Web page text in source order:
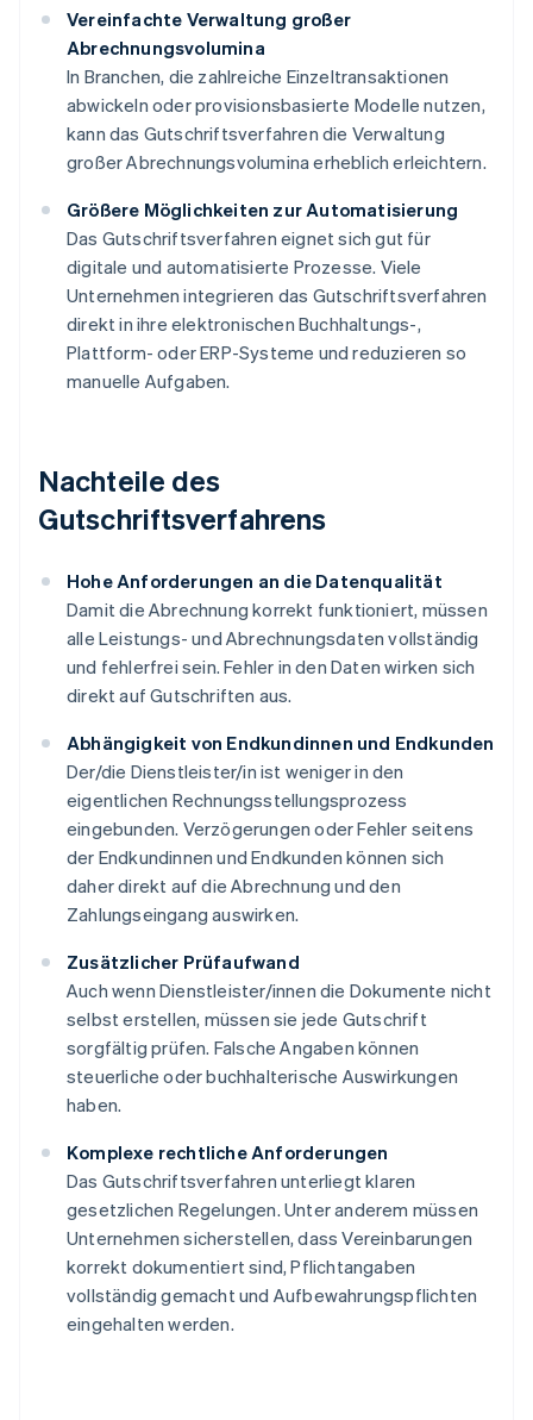
Vereinfachte Verwaltung großer
Abrechnungsvolumina
In Branchen, die zahlreiche Einzeltransaktionen
abwickeln oder provisionsbasierte Modelle nutzen,
kann das Gutschriftsverfahren die Verwaltung
großer Abrechnungsvolumina erheblich erleichtern.
Größere Möglichkeiten zur Automatisierung
Das Gutschriftsverfahren eignet sich gut für
digitale und automatisierte Prozesse. Viele
Unternehmen integrieren das Gutschriftsverfahren
direkt in ihre elektronischen Buchhaltungs-,
Plattform- oder ERP-Systeme und reduzieren so
manuelle Aufgaben.
Nachteile des
Gutschriftsverfahrens
Hohe Anforderungen an die Datenqualität
Damit die Abrechnung korrekt funktioniert, müssen
alle Leistungs- und Abrechnungsdaten vollständig
und fehlerfrei sein. Fehler in den Daten wirken sich
direkt auf Gutschriften aus.
Abhängigkeit von Endkundinnen und Endkunden
Der/die Dienstleister/in ist weniger in den
eigentlichen Rechnungsstellungsprozess
eingebunden. Verzögerungen oder Fehler seitens
der Endkundinnen und Endkunden können sich
daher direkt auf die Abrechnung und den
Zahlungseingang auswirken.
Zusätzlicher Prüfaufwand
Auch wenn Dienstleister/innen die Dokumente nicht
selbst erstellen, müssen sie jede Gutschrift
sorgfältig prüfen. Falsche Angaben können
steuerliche oder buchhalterische Auswirkungen
haben.
Komplexe rechtliche Anforderungen
Das Gutschriftsverfahren unterliegt klaren
gesetzlichen Regelungen. Unter anderem müssen
Unternehmen sicherstellen, dass Vereinbarungen
korrekt dokumentiert sind, Pflichtangaben
vollständig gemacht und Aufbewahrungspflichten
eingehalten werden.